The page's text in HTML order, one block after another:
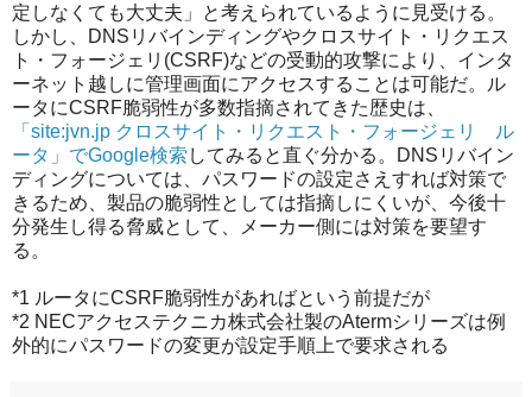
定しなくても大丈夫」と考えられているように見受ける。
しかし、DNSリバインディングやクロスサイト・リクエス
ト・フォージェリ(CSRF)などの受動的攻撃により、インタ
ーネット越しに管理画面にアクセスすることは可能だ。ル
ータにCSRF脆弱性が多数指摘されてきた歴史は、
「site:jvn.jp クロスサイト・リクエスト・フォージェリ ル
ータ」でGoogle検索 してみると直ぐ分かる。DNSリバイン
ディングについては、パスワードの設定さえすれば対策で
きるため、製品の脆弱性としては指摘しにくいが、今後十
分発生し得る脅威として、メーカー側には対策を要望す
る。
*1 ルータにCSRF脆弱性があればという前提だが
*2 NECアクセステクニカ株式会社製のAtermシリーズは例
外的にパスワードの変更が設定手順上で要求される